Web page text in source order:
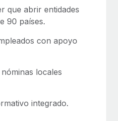
que abrir entidades
90 países.
con apoyo
locales
integrado.